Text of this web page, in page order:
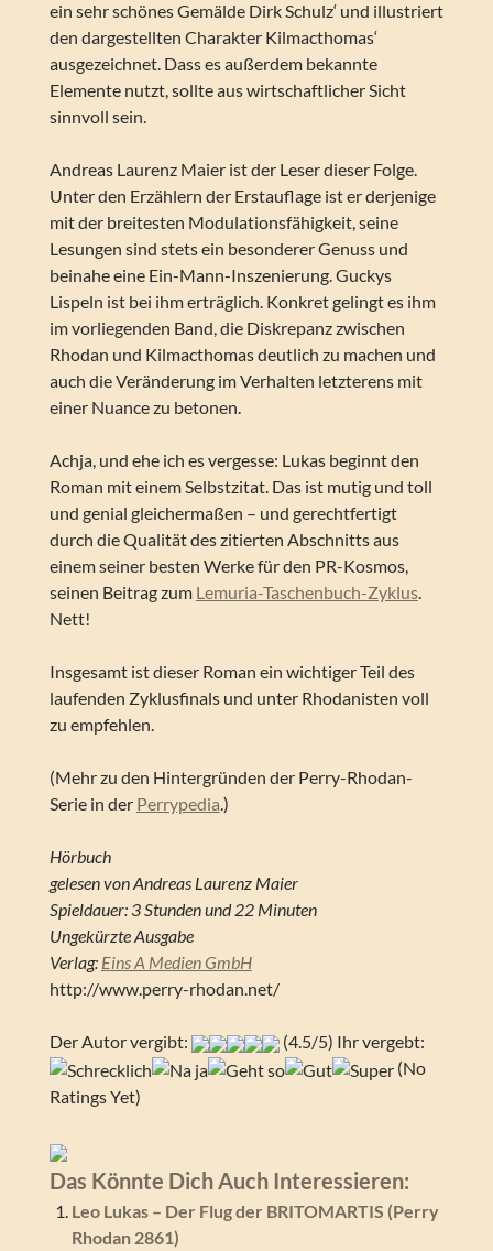
ein sehr schönes Gemälde Dirk Schulz‘ und illustriert
den dargestellten Charakter Kilmacthomas‘
ausgezeichnet. Dass es außerdem bekannte
Elemente nutzt, sollte aus wirtschaftlicher Sicht
sinnvoll sein.
Andreas Laurenz Maier ist der Leser dieser Folge.
Unter den Erzählern der Erstauflage ist er derjenige
mit der breitesten Modulationsfähigkeit, seine
Lesungen sind stets ein besonderer Genuss und
beinahe eine Ein-Mann-Inszenierung. Guckys
Lispeln ist bei ihm erträglich. Konkret gelingt es ihm
im vorliegenden Band, die Diskrepanz zwischen
Rhodan und Kilmacthomas deutlich zu machen und
auch die Veränderung im Verhalten letzterens mit
einer Nuance zu betonen.
Achja, und ehe ich es vergesse: Lukas beginnt den
Roman mit einem Selbstzitat. Das ist mutig und toll
und genial gleichermaßen – und gerechtfertigt
durch die Qualität des zitierten Abschnitts aus
einem seiner besten Werke für den PR-Kosmos,
seinen Beitrag zum Lemuria-Taschenbuch-Zyklus.
Nett!
Insgesamt ist dieser Roman ein wichtiger Teil des
laufenden Zyklusfinals und unter Rhodanisten voll
zu empfehlen.
(Mehr zu den Hintergründen der Perry-Rhodan-
Serie in der Perrypedia.)
Hörbuch
gelesen von Andreas Laurenz Maier
Spieldauer: 3 Stunden und 22 Minuten
Ungekürzte Ausgabe
Verlag: Eins A Medien GmbH
http://www.perry-rhodan.net/
Der Autor vergibt:
(4.5/5) Ihr vergebt:
(No
Ratings Yet)
Das Könnte Dich Auch Interessieren:
Leo Lukas – Der Flug der BRITOMARTIS (Perry
Rhodan 2861)